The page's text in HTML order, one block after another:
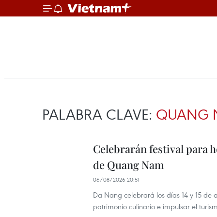
PALABRA CLAVE: QUANG
Celebrarán festival para
de Quang Nam
06/08/2026 20:51
Da Nang celebrará los días 14 y 15
patrimonio culinario e impulsar el